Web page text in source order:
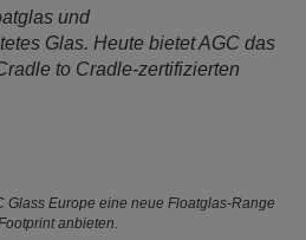
und
Glas. Heute bietet AGC das
to Cradle-zertifizierten
Glass Europe eine neue Floatglas-Range
anbieten.